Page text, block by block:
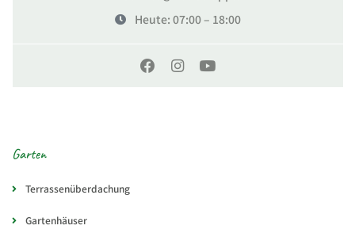
Heute: 07:00 – 18:00
Garten
Terrassenüberdachung
Gartenhäuser